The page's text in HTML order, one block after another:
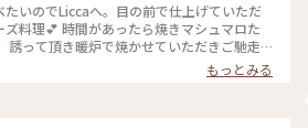
たいのでLiccaへ。目の前で仕上げていただ
ら焼きマシュマロた
誘って頂き暖炉で焼かせていただきご馳走
もっとみる